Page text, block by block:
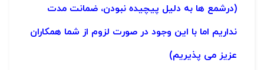
(درشمع ها به دلیل پیچیده نبودن، ضمانت مدت
نداریم اما با این وجود در صورت لزوم از شما همکاران
عزیز می پذیریم)